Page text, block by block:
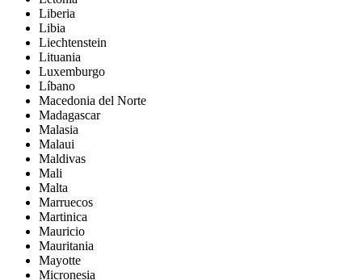
Liberia
Libia
Liechtenstein
Lituania
Luxemburgo
Líbano
Macedonia del Norte
Madagascar
Malasia
Malaui
Maldivas
Mali
Malta
Marruecos
Martinica
Mauricio
Mauritania
Mayotte
Micronesia